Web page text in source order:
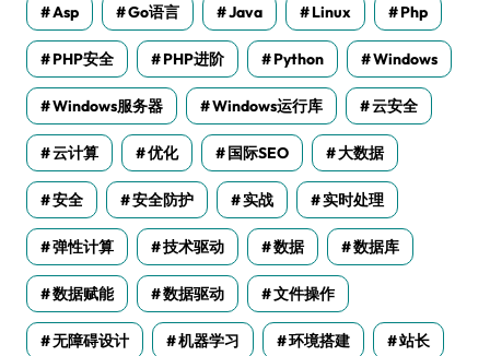
Asp Go语言 Java Linux Php
PHP安全 PHP进阶 Python Windows
Windows服务器 Windows运行库 云安全
云计算 优化 国际SEO 大数据
安全 安全防护 实战 实时处理
弹性计算 技术驱动 数据 数据库
数据赋能 数据驱动 文件操作
无障碍设计 机器学习 环境搭建 站长